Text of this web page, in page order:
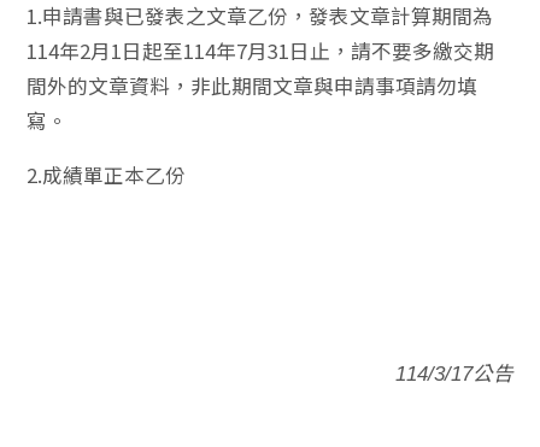
1.申請書與已發表之文章乙份，發表文章計算期間為
114年2月1日起至114年7月31日止，請不要多繳交期
間外的文章資料，非此期間文章與申請事項請勿填
寫。
2.成績單正本乙份
114/3/17公告